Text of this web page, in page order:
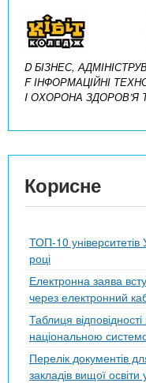
D БІЗНЕС,
F ІНФОРМАЦІЙНІ
I ОХОРОНА ЗДОРОВ’Я
Корисне
ТОП-10
році
Електронна заява
через електронний
Таблиця
національною
Перелік документів
закладів вищої освіти